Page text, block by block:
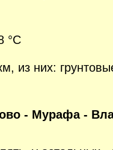
°C
из них:
- Мурафа -